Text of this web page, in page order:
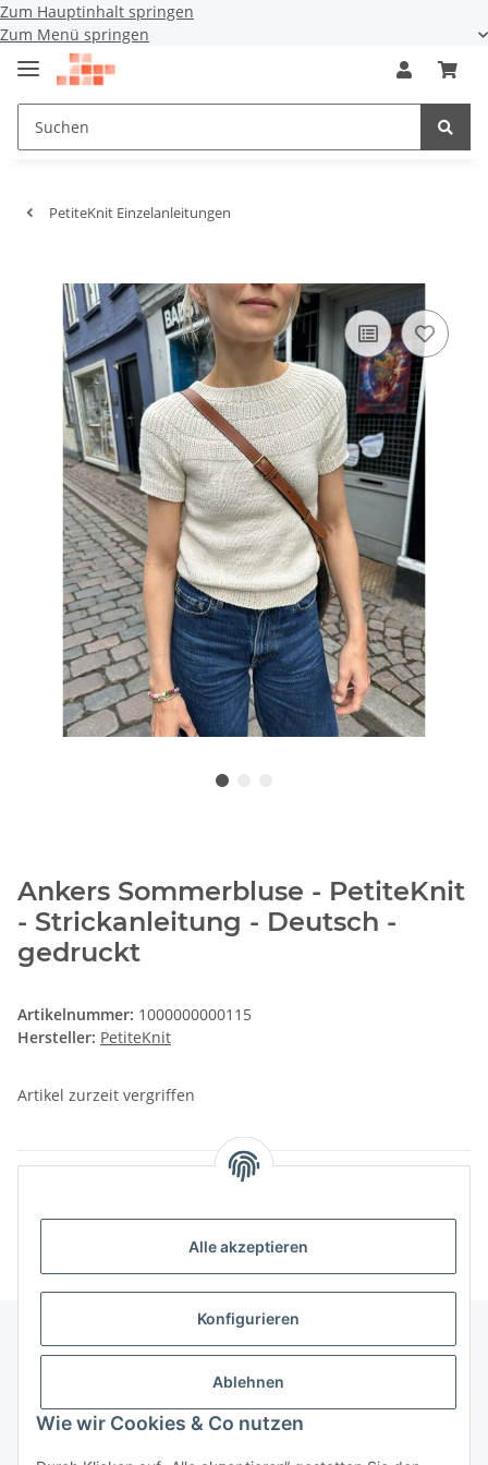
Zum Hauptinhalt springen
Zum Menü springen
Alle akzeptieren
Konfigurieren
Ablehnen
Wie wir Cookies & Co nutzen
PetiteKnit Einzelanleitungen
Ankers Sommerbluse - PetiteKnit
- Strickanleitung - Deutsch -
gedruckt
Artikelnummer: 1000000000115
Hersteller: PetiteKnit
Artikel zurzeit vergriffen
Momentan nicht verfügbar